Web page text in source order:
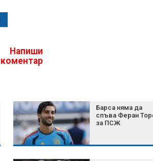
Напиши
коментар
Барса няма да
спъва Феран
за ПСЖ
18-годишен уби
си с дървен кол в